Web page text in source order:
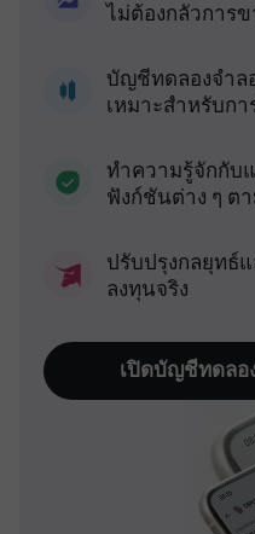
ไม่ต้องกลัวการ
บัญชีทดลองจำล
เหมาะสำหรับกา
ทำความรู้จักกับ
ฟังก์ชันต่าง ๆ ต
ปรับปรุงกลยุทธ์
ลงทุนจริง
เปิดบัญชีทดลอ